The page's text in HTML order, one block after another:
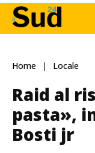
Home Locale
Raid al
pasta»,
Bosti jr